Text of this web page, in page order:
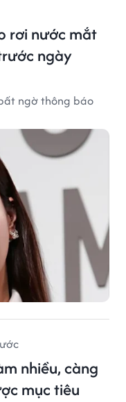
rơi nước mắt
ngày
ngờ thông báo
nhiều, càng
mục tiêu